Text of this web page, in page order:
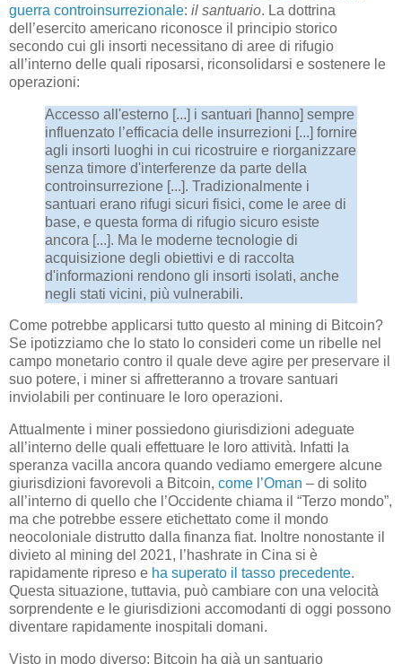
guerra controinsurrezionale: il santuario. La dottrina
dell’esercito americano riconosce il principio storico
secondo cui gli insorti necessitano di aree di rifugio
all’interno delle quali riposarsi, riconsolidarsi e sostenere le
operazioni:
Accesso all'esterno [...] i santuari [hanno] sempre
influenzato l’efficacia delle insurrezioni [...] fornire
agli insorti luoghi in cui ricostruire e riorganizzare
senza timore d'interferenze da parte della
controinsurrezione [...]. Tradizionalmente i
santuari erano rifugi sicuri fisici, come le aree di
base, e questa forma di rifugio sicuro esiste
ancora [...]. Ma le moderne tecnologie di
acquisizione degli obiettivi e di raccolta
d'informazioni rendono gli insorti isolati, anche
negli stati vicini, più vulnerabili.
Come potrebbe applicarsi tutto questo al mining di Bitcoin?
Se ipotizziamo che lo stato lo consideri come un ribelle nel
campo monetario contro il quale deve agire per preservare il
suo potere, i miner si affretteranno a trovare santuari
inviolabili per continuare le loro operazioni.
Attualmente i miner possiedono giurisdizioni adeguate
all’interno delle quali effettuare le loro attività. Infatti la
speranza vacilla ancora quando vediamo emergere alcune
giurisdizioni favorevoli a Bitcoin, come l’Oman – di solito
all’interno di quello che l’Occidente chiama il “Terzo mondo”,
ma che potrebbe essere etichettato come il mondo
neocoloniale distrutto dalla finanza fiat. Inoltre nonostante il
divieto al mining del 2021, l’hashrate in Cina si è
rapidamente ripreso e ha superato il tasso precedente.
Questa situazione, tuttavia, può cambiare con una velocità
sorprendente e le giurisdizioni accomodanti di oggi possono
diventare rapidamente inospitali domani.
Visto in modo diverso: Bitcoin ha già un santuario